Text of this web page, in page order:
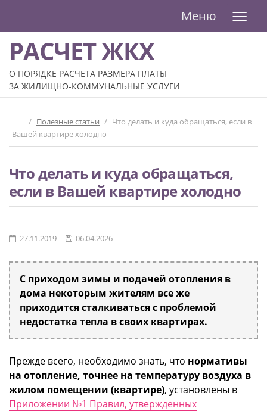
Меню ≡
РАСЧЕТ ЖКХ
О ПОРЯДКЕ РАСЧЕТА РАЗМЕРА ПЛАТЫ
ЗА ЖИЛИЩНО-КОММУНАЛЬНЫЕ УСЛУГИ
/ Полезные статьи / Что делать и куда обращаться, если в
Вашей квартире холодно
Что делать и куда обращаться,
если в Вашей квартире холодно
27.11.2019 06.04.2026
С приходом зимы и подачей отопления в
дома некоторым жителям все же
приходится сталкиваться с проблемой
недостатка тепла в своих квартирах.
Прежде всего, необходимо знать, что нормативы
на отопление, точнее на температуру воздуха в
жилом помещении (квартире), установлены в
Приложении №1 Правил, утвержденных